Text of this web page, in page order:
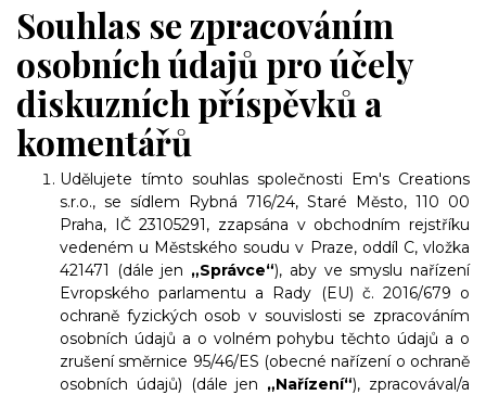
Souhlas se zpracováním
osobních údajů pro účely
diskuzních příspěvků a
komentářů
Udělujete tímto souhlas společnosti Em's Creations
s.r.o., se sídlem Rybná 716/24, Staré Město, 110 00
Praha, IČ 23105291, zzapsána v obchodním rejstříku
vedeném u Městského soudu v Praze, oddíl C, vložka
421471
(dále jen „Správce“), aby ve smyslu nařízení
Evropského parlamentu a Rady (EU) č. 2016/679 o
ochraně fyzických osob v souvislosti se zpracováním
osobních údajů a o volném pohybu těchto údajů a o
zrušení směrnice 95/46/ES (obecné nařízení o ochraně
osobních údajů) (dále jen „Nařízení“), zpracovával/a